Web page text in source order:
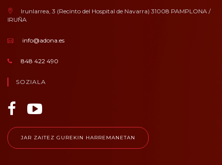
Irunlarrea, 3 (Recinto del Hospital de Navarra) 31008 PAMPLONA /
IRUÑA
info@adona.es
848 422 490
SOZIALA
JAR ZAITEZ GUREKIN HARREMANETAN